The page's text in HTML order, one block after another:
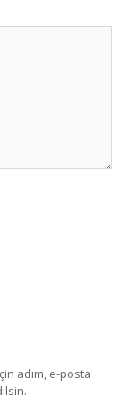
adım, e-posta